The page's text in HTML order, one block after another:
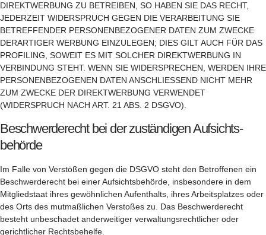
DIREKTWERBUNG ZU BETREIBEN, SO HABEN SIE DAS RECHT,
JEDERZEIT WIDERSPRUCH GEGEN DIE VERARBEITUNG SIE
BETREFFENDER PERSONENBEZOGENER DATEN ZUM ZWECKE
DERARTIGER WERBUNG EINZULEGEN; DIES GILT AUCH FÜR DAS
PROFILING, SOWEIT ES MIT SOLCHER DIREKTWERBUNG IN
VERBINDUNG STEHT. WENN SIE WIDERSPRECHEN, WERDEN IHRE
PERSONENBEZOGENEN DATEN ANSCHLIESSEND NICHT MEHR
ZUM ZWECKE DER DIREKTWERBUNG VERWENDET
(WIDERSPRUCH NACH ART. 21 ABS. 2 DSGVO).
Beschwerde­recht bei der zuständigen Aufsichts­
behörde
Im Falle von Verstößen gegen die DSGVO steht den Betroffenen ein
Beschwerderecht bei einer Aufsichtsbehörde, insbesondere in dem
Mitgliedstaat ihres gewöhnlichen Aufenthalts, ihres Arbeitsplatzes oder
des Orts des mutmaßlichen Verstoßes zu. Das Beschwerderecht
besteht unbeschadet anderweitiger verwaltungsrechtlicher oder
gerichtlicher Rechtsbehelfe.